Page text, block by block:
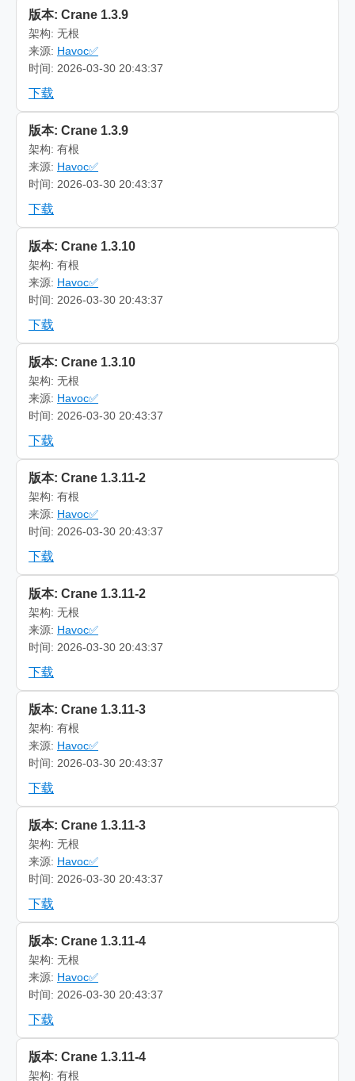
版本: Crane 1.3.9
架构: 无根
来源: Havoc✅
时间: 2026-03-30 20:43:37
下载
版本: Crane 1.3.9
架构: 有根
来源: Havoc✅
时间: 2026-03-30 20:43:37
下载
版本: Crane 1.3.10
架构: 有根
来源: Havoc✅
时间: 2026-03-30 20:43:37
下载
版本: Crane 1.3.10
架构: 无根
来源: Havoc✅
时间: 2026-03-30 20:43:37
下载
版本: Crane 1.3.11-2
架构: 有根
来源: Havoc✅
时间: 2026-03-30 20:43:37
下载
版本: Crane 1.3.11-2
架构: 无根
来源: Havoc✅
时间: 2026-03-30 20:43:37
下载
版本: Crane 1.3.11-3
架构: 有根
来源: Havoc✅
时间: 2026-03-30 20:43:37
下载
版本: Crane 1.3.11-3
架构: 无根
来源: Havoc✅
时间: 2026-03-30 20:43:37
下载
版本: Crane 1.3.11-4
架构: 无根
来源: Havoc✅
时间: 2026-03-30 20:43:37
下载
版本: Crane 1.3.11-4
架构: 有根